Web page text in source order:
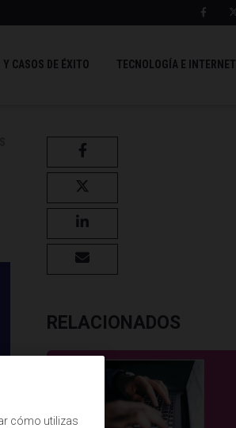
Y CASOS DE ÉXITO TECNOLOGÍA E INTERNET
RELACIONADOS
cómo utilizas